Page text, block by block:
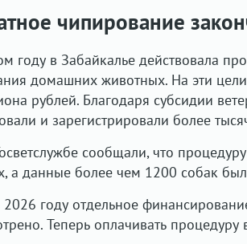
чипирование
году в Забайкалье действовала
домашних животных. На эти
рублей. Благодаря субсидии
и зарегистрировали более
сообщали, что
а данные более чем 1200 собак
году отдельное
Теперь оплачивать процедуру